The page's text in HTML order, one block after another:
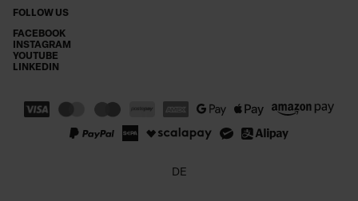
FOLLOW US
FACEBOOK
INSTAGRAM
YOUTUBE
LINKEDIN
DE